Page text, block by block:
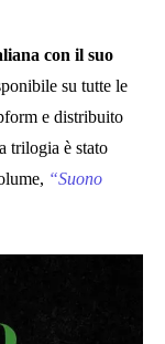
con il suo
su tutte le
e distribuito
trilogia è stato
“Suono